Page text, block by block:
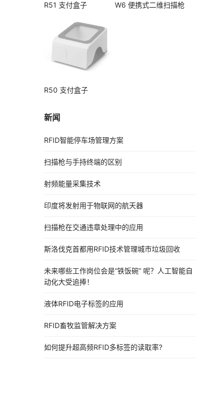
R51 支付盒子 W6 便携式二维扫描枪
R50 支付盒子
新闻
RFID智能停车场管理方案
扫描枪与手持终端的区别
射频能量采集技术
印度将发射用于物联网的航天器
扫描枪在交通违章处理中的应用
斯洛伐克首都用RFID技术管理城市垃圾回收
未来哪些工作岗位会是“铁饭碗” 呢？人工智能自
动化大受追捧！
液体RFID电子标签的应用
RFID畜牧监管解决方案
如何提升超高频RFID多标签的读取率?